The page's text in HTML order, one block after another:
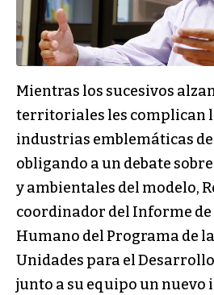
Mientras los sucesivos
territoriales les complican
industrias emblemáticas
obligando a un debate
y ambientales del modelo,
coordinador del Informe
Humano del Programa de
Unidades para el
junto a su equipo un nuevo